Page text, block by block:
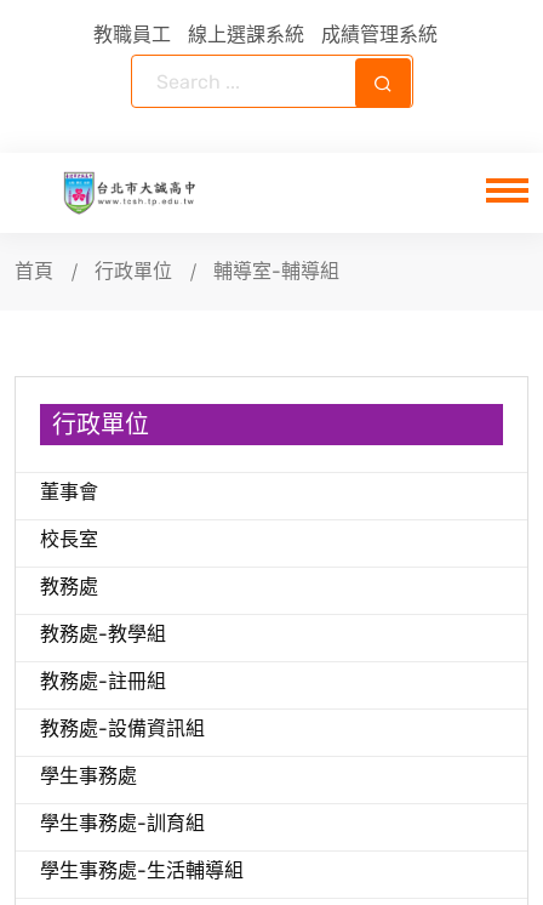
教職員工 線上選課系統 成績管理系統
首頁 行政單位 輔導室-輔導組
行政單位
董事會
校長室
教務處
教務處-教學組
教務處-註冊組
教務處-設備資訊組
學生事務處
學生事務處-訓育組
學生事務處-生活輔導組